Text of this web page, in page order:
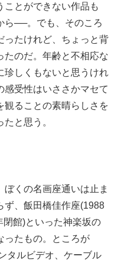
ことができない作品も
ら──。でも、そのころ
ったけれど、ちょっと背
たのだ。年齢と不相応な
珍しくもないと思うけれ
感受性はいささかマセて
観ることの素晴らしさを
と思う。
くの名画座通いは止ま
ず、飯田橋佳作座(1988
館)といった神楽坂の
ったもの。ところが
タルビデオ、ケーブル